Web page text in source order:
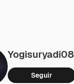
Yogisuryadi08
Seguir